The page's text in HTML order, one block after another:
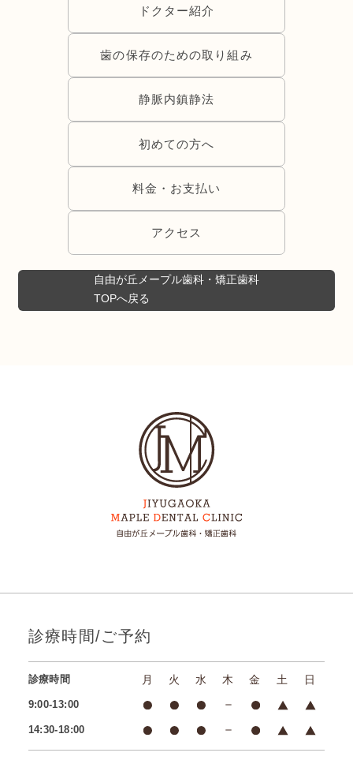
ドクター紹介
歯の保存のための取り組み
静脈内鎮静法
初めての方へ
料金・お支払い
アクセス
自由が丘メープル歯科・矯正歯科
TOPへ戻る
診療時間/ご予約
診療時間 月 火 水 木 金 土 日
9:00-13:00
14:30-18:00